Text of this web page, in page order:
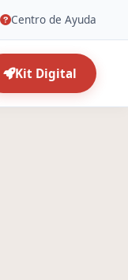
Centro de Ayuda
Kit Digital